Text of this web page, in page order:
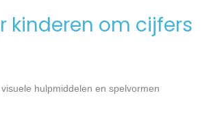
kinderen om cijfers
hulpmiddelen en spelvormen